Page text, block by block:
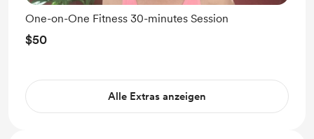
One-on-One Fitness 30-minutes Session
$50
Alle Extras anzeigen